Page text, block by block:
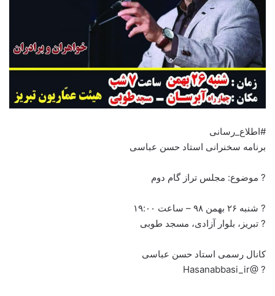
#اطلاع_رسانی
برنامه سخنرانی استاد حسن عباسی
? موضوع: مجلس تراز گام دوم
? شنبه ۲۶ بهمن ۹۸ – ساعت ۱۹:۰۰
? تبریز، بلوار آزادی، مسجد طوبی
کانال رسمی استاد حسن عباسی
? @Hasanabbasi_ir